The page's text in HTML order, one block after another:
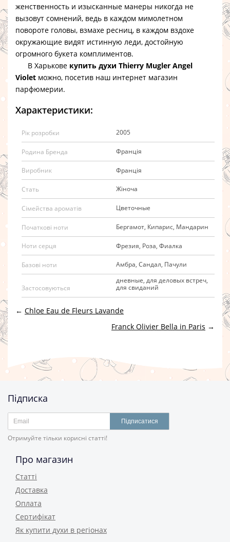
женственность и изысканные манеры никогда не
вызовут сомнений, ведь в каждом мимолетном
повороте головы, взмахе ресниц, в каждом вздохе
окружающие видят истинную леди, достойную
огромного букета комплиментов.
В Харькове купить духи Thierry Mugler Angel
Violet можно, посетив наш интернет магазин
парфюмерии.
Характеристики:
Рік розробки 2005
Родина Бренда Франція
Виробник Франція
Стать Жіноча
Сімейства ароматів Цветочные
Початкові ноти Бергамот, Кипарис, Мандарин
Ноти серця Фрезия, Роза, Фиалка
Базові ноти Амбра, Сандал, Пачули
Застосовуються
дневные, для деловых встреч,
для свиданий
← Chloe Eau de Fleurs Lavande
Franck Olivier Bella in Paris →
Підписка
Підписатися
Отримуйте тільки корисні статті!
Про магазин
Статті
Доставка
Оплата
Сертифікат
Як купити духи в регіонах